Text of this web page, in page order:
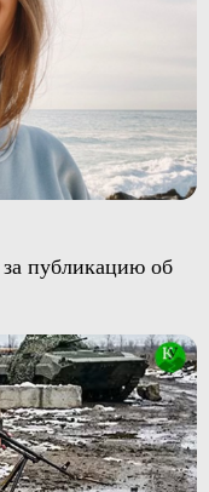
публикацию об